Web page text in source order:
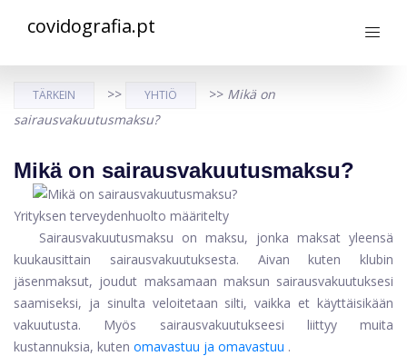
covidografia.pt
TÄRKEIN >> YHTIÖ >> Mikä on
sairausvakuutusmaksu?
Mikä on sairausvakuutusmaksu?
Yrityksen terveydenhuolto määritelty
Sairausvakuutusmaksu on maksu, jonka maksat yleensä
kuukausittain sairausvakuutuksesta. Aivan kuten klubin
jäsenmaksut, joudut maksamaan maksun sairausvakuutuksesi
saamiseksi, ja sinulta veloitetaan silti, vaikka et käyttäisikään
vakuutusta. Myös sairausvakuutukseesi liittyy muita
kustannuksia, kuten omavastuu ja omavastuu .